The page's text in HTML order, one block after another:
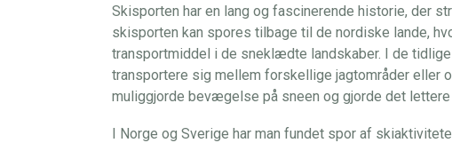
Skisporten har en lang og fascinerende historie, der
skisporten kan spores tilbage til de nordiske lande,
transportmiddel i de sneklædte landskaber. I de
transportere sig mellem forskellige jagtområder eller
muliggjorde bevægelse på sneen og gjorde det
I Norge og Sverige har man fundet spor af